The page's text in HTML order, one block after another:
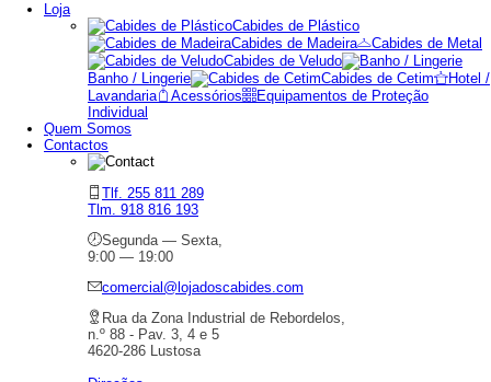
Loja
Cabides de Plástico
Cabides de Madeira
Cabides de Metal
Cabides de Veludo
Banho / Lingerie
Cabides de Cetim
Hotel /
Lavandaria
Acessórios
Equipamentos de Proteção
Individual
Quem Somos
Contactos
Tlf. 255 811 289
Tlm. 918 816 193
Segunda — Sexta,
9:00 — 19:00
comercial@lojadoscabides.com
Rua da Zona Industrial de Rebordelos,
n.º 88 - Pav. 3, 4 e 5
4620-286 Lustosa